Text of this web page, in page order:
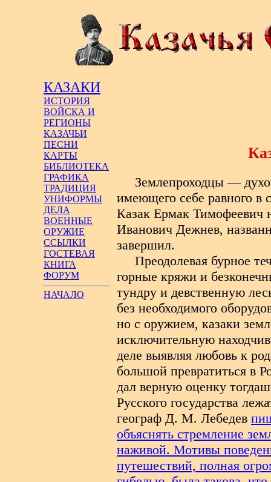
КАЗАКИ
ИСТОРИЯ
ВОЙСКА И
РЕГИОНЫ
КАЗАЧЬИ
ПЕСНИ
КАРТЫ
БИБЛИОТЕКА
ГРАФИКА
ТРАДИЦИЯ
УНИФОРМЫ
ДЕЛА
ВОЕННЫЕ
ОРУЖИЕ
ССЫЛКИ
ГОСТЕВАЯ
КНИГА
ФОРУМ
НАЧАЛО
Землепроходцы —
имеющего себе равного в
Казак Ермак Тимофеевич
Иванович Дежнев,
завершил.
Преодолевая бурное
горные кряжи и
тундру и девственную
без необходимого
но с оружием, казаки
исключительную
деле выявляя любовь к
большой превратиться в
дал верную оценку
Русского государства
географ Д. М. Лебедев
объяснять стремление
наживой. Мотивы
путешествий, полная